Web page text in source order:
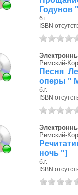
Годунов
б.г.
ISBN
Римский-
Песня
оперы "
б.г.
ISBN
Римский-
ночь "]
б.г.
ISBN